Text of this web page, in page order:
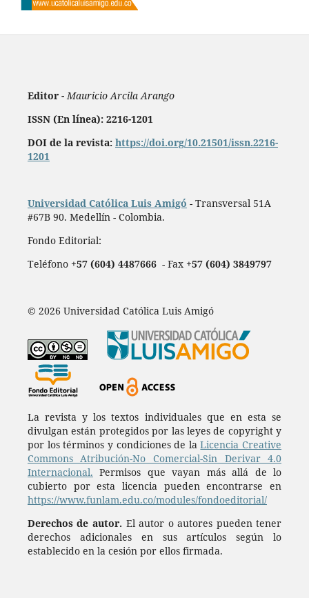
Editor -Mauricio Arcila Arango
ISSN (En línea): 2216-1201
DOI de la revista: https://doi.org/10.21501/issn.2216-
1201
Universidad Católica Luis Amigó - Transversal 51A
#67B 90. Medellín - Colombia.
Fondo Editorial:
Teléfono +57 (604) 4487666- Fax +57 (604) 3849797
© 2026 Universidad Católica Luis Amigó
La revista y los textos individuales que en esta se
divulgan están protegidos por las leyes de copyright y
por los términos y condiciones de laLicencia Creative
Commons Atribución-No Comercial-Sin Derivar 4.0
Internacional. Permisos que vayan más allá de lo
cubierto por esta licencia pueden encontrarse en
https://www.funlam.edu.co/modules/fondoeditorial/
Derechos de autor. El autor o autores pueden tener
derechos adicionales en sus artículos según lo
establecido en la cesión por ellos firmada.